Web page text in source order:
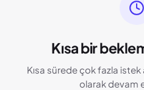
Kısa bir
Kısa sürede çok fazla
olarak devam